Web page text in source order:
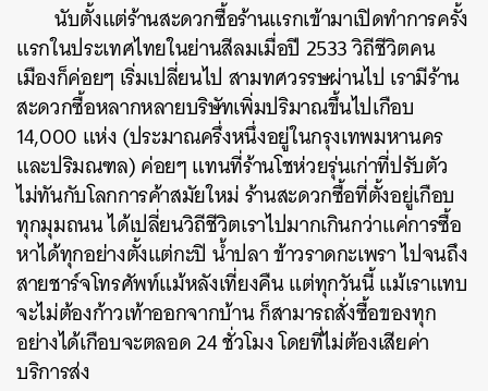
นับตั้งแต่ร้านสะดวกซื้อร้านแรกเข้ามาเปิดทำการครั้ง
แรกในประเทศไทยในย่านสีลมเมื่อปี 2533 วิถีชีวิตคน
เมืองก็ค่อยๆ เริ่มเปลี่ยนไป สามทศวรรษผ่านไป เรามีร้าน
สะดวกซื้อหลากหลายบริษัทเพิ่มปริมาณขึ้นไปเกือบ
14,000 แห่ง (ประมาณครึ่งหนึ่งอยู่ในกรุงเทพมหานคร
และปริมณฑล) ค่อยๆ แทนที่ร้านโชห่วยรุ่นเก่าที่ปรับตัว
ไม่ทันกับโลกการค้าสมัยใหม่ ร้านสะดวกซื้อที่ตั้งอยู่เกือบ
ทุกมุมถนน ได้เปลี่ยนวิถีชีวิตเราไปมากเกินกว่าแค่การซื้อ
หาได้ทุกอย่างตั้งแต่กะปิ น้ำปลา ข้าวราดกะเพรา ไปจนถึง
สายชาร์จโทรศัพท์แม้หลังเที่ยงคืน แต่ทุกวันนี้ แม้เราแทบ
จะไม่ต้องก้าวเท้าออกจากบ้าน ก็สามารถสั่งซื้อของทุก
อย่างได้เกือบจะตลอด 24 ชั่วโมง โดยที่ไม่ต้องเสียค่า
บริการส่ง